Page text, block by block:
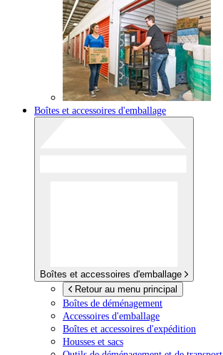
Boîtes et accessoires d'emballage
Boîtes et accessoires d'emballage
Retour au menu principal
Boîtes de déménagement
Accessoires d'emballage
Boîtes et accessoires d'expédition
Housses et sacs